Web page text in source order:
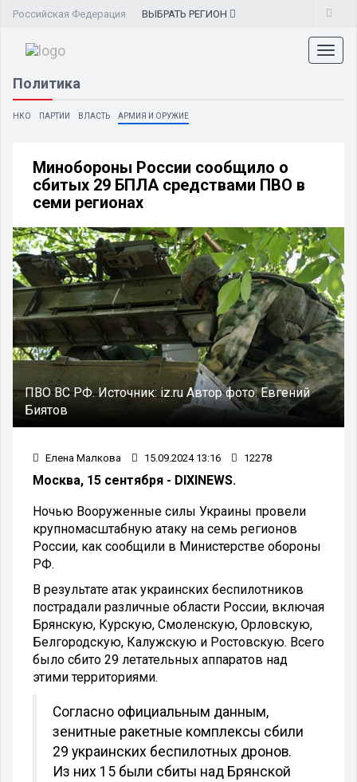
Российская Федерация ВЫБРАТЬ РЕГИОН
Политика
НКО ПАРТИИ ВЛАСТЬ АРМИЯ И ОРУЖИЕ
Минобороны России сообщило о
сбитых 29 БПЛА средствами ПВО в
семи регионах
ПВО ВС РФ.Источник: iz.ru Автор фото:Евгений
Биятов
Елена Малкова 15.09.2024 13:16 12278
Москва, 15 сентября - DIXINEWS.
Ночью Вооруженные силы Украины провели
крупномасштабную атаку на семь регионов
России, как сообщили в Министерстве обороны
РФ.
В результате атак украинских беспилотников
пострадали различные области России, включая
Брянскую, Курскую, Смоленскую, Орловскую,
Белгородскую, Калужскую и Ростовскую. Всего
было сбито 29 летательных аппаратов над
этими территориями.
Согласно официальным данным,
зенитные ракетные комплексы сбили
29 украинских беспилотных дронов.
Из них 15 были сбиты над Брянской